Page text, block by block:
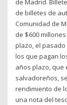
de Madrid.
de billetes de
Comunidad de
de $600
plazo, el
los que pagan
años plazo, que
salvadoreños,
rendimiento de
una nota del